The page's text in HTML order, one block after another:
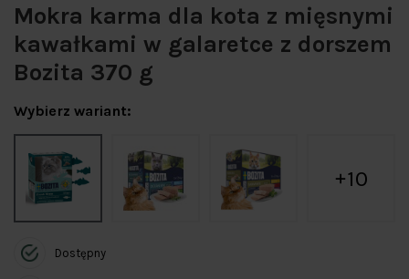
Mokra karma dla kota z mięsnymi
kawałkami w galaretce z dorszem
Bozita 370 g
Wybierz wariant:
10
Dostępny